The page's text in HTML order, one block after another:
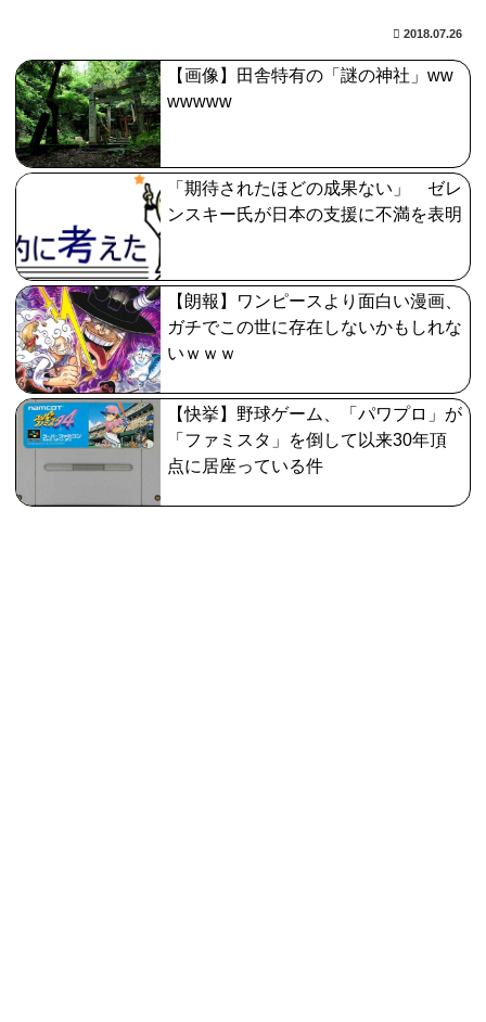
2018.07.26
【画像】田舎特有の「謎の神社」ww
wwwww
「期待されたほどの成果ない」 ゼレ
ンスキー氏が日本の支援に不満を表明
【朗報】ワンピースより面白い漫画、
ガチでこの世に存在しないかもしれな
いｗｗｗ
【快挙】野球ゲーム、「パワプロ」が
「ファミスタ」を倒して以来30年頂
点に居座っている件